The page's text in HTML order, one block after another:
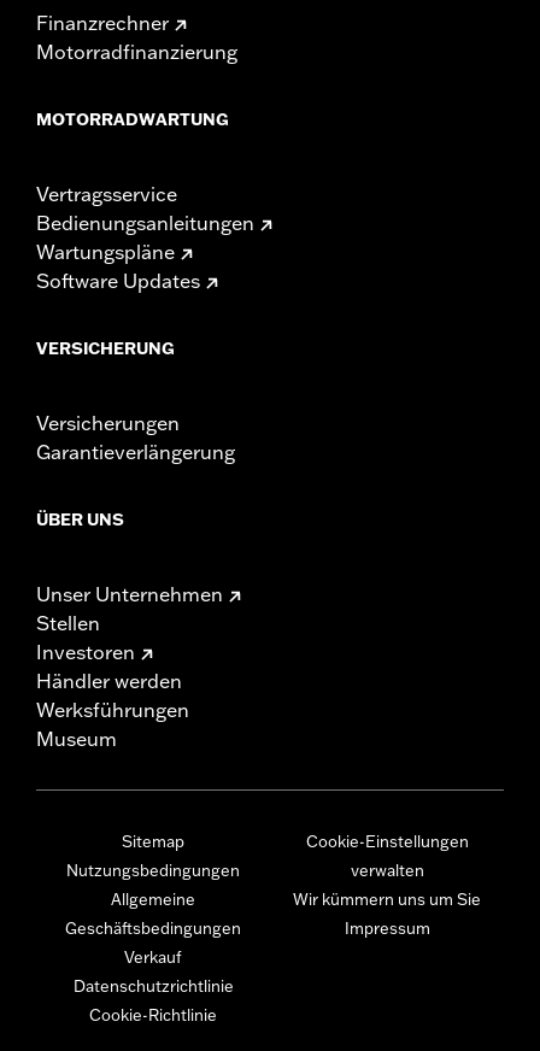
Finanzrechner
Motorradfinanzierung
MOTORRADWARTUNG
Vertragsservice
Bedienungsanleitungen
Wartungspläne
Software Updates
VERSICHERUNG
Versicherungen
Garantieverlängerung
ÜBER UNS
Unser Unternehmen
Stellen
Investoren
Händler werden
Werksführungen
Museum
Sitemap
Nutzungsbedingungen
Allgemeine
Geschäftsbedingungen
Verkauf
Datenschutzrichtlinie
Cookie-Richtlinie
Cookie-Einstellungen
verwalten
Wir kümmern uns um Sie
Impressum